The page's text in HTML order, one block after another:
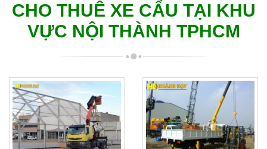
CHO THUÊ XE CẨU TẠI KHU
VỰC NỘI THÀNH TPHCM